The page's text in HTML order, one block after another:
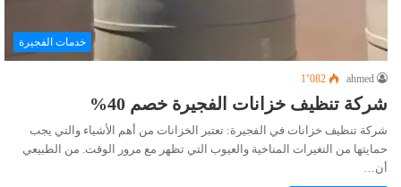
خدمات الفجيرة
ahmed 1٬082
شركة تنظيف خزانات الفجيرة خصم 40%
شركة تنظيف خزانات في الفجيرة: تعتبر الخزانات من أهم الأشياء والتي يجب
حمايتها من التغيرات المناخية والعيوب التي تظهر مع مرور الوقت. من الطبيعي
أن…